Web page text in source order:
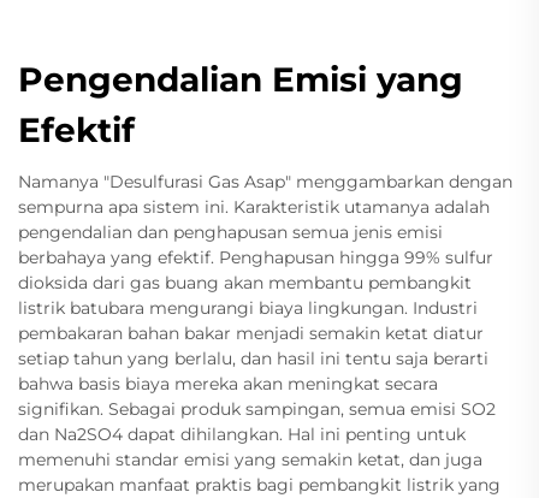
Pengendalian Emisi yang
Efektif
Namanya "Desulfurasi Gas Asap" menggambarkan dengan
sempurna apa sistem ini. Karakteristik utamanya adalah
pengendalian dan penghapusan semua jenis emisi
berbahaya yang efektif. Penghapusan hingga 99% sulfur
dioksida dari gas buang akan membantu pembangkit
listrik batubara mengurangi biaya lingkungan. Industri
pembakaran bahan bakar menjadi semakin ketat diatur
setiap tahun yang berlalu, dan hasil ini tentu saja berarti
bahwa basis biaya mereka akan meningkat secara
signifikan. Sebagai produk sampingan, semua emisi SO2
dan Na2SO4 dapat dihilangkan. Hal ini penting untuk
memenuhi standar emisi yang semakin ketat, dan juga
merupakan manfaat praktis bagi pembangkit listrik yang